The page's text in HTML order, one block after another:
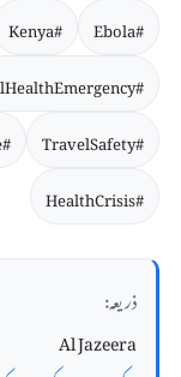
#Ebola
#Kenya
#InternationalHealthEmergency
#TravelSafety
#Quarantine
#HealthCrisis
ذریعہ:
Al Jazeera